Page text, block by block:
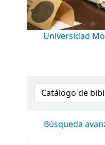
Universidad
Buscar en el
Búsqueda